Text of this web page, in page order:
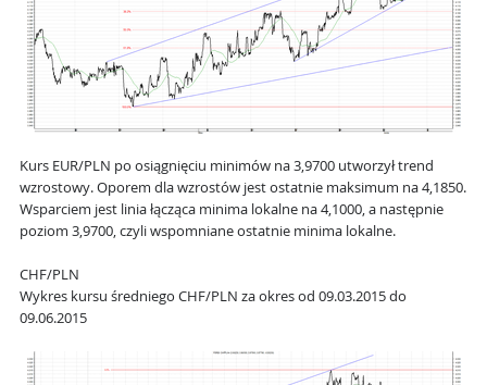
Kurs EUR/PLN po osiągnięciu minimów na 3,9700 utworzył trend
wzrostowy. Oporem dla wzrostów jest ostatnie maksimum na 4,1850.
Wsparciem jest linia łącząca minima lokalne na 4,1000, a następnie
poziom 3,9700, czyli wspomniane ostatnie minima lokalne.
CHF/PLN
Wykres kursu średniego CHF/PLN za okres od 09.03.2015 do
09.06.2015